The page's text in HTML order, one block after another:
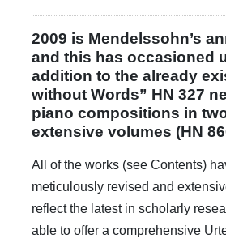
2009 is Mendelssohn’s
and this has occasioned
addition to the already
without Words” HN 327
piano compositions in
extensive volumes (HN
All of the works (see Contents)
meticulously revised and
reflect the latest in scholarly
able to offer a comprehensive